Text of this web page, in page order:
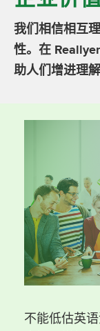
我们相信相互
性。在
助人们增进理
不能低估英